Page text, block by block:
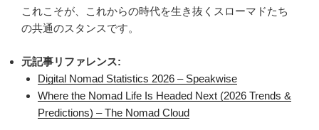
これこそが、これからの時代を生き抜くスローマドたち
の共通のスタンスです。
元記事リファレンス:
Digital Nomad Statistics 2026 – Speakwise
Where the Nomad Life Is Headed Next (2026 Trends &
Predictions) – The Nomad Cloud